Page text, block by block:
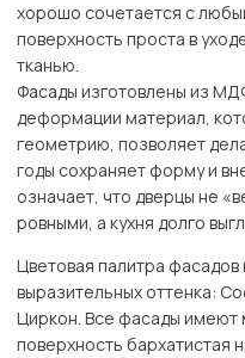
хорошо сочетается с
поверхность проста в
тканью.
Фасады изготовлены из
деформации материал,
геометрию, позволяет
годы сохраняет форму и
означает, что дверцы не
ровными, а кухня долго
Цветовая палитра фасадов
выразительных оттенка:
Циркон. Все фасады имеют
поверхность бархатистая